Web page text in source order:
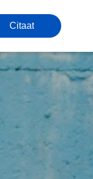
Citaat